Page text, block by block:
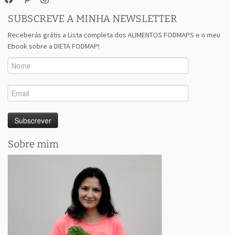
SUBSCREVE A MINHA NEWSLETTER
Receberás grátis a Lista completa dos ALIMENTOS FODMAPS e o meu
Ebook sobre a DIETA FODMAP!
Sobre mim